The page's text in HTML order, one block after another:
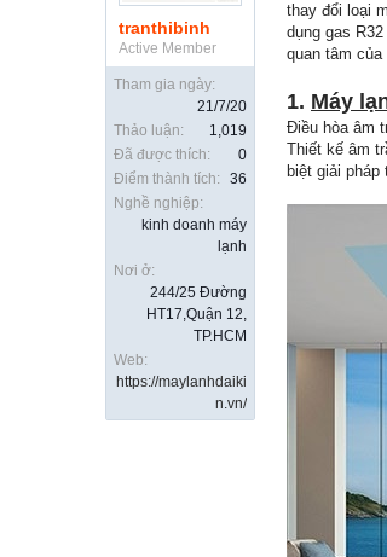
tranthibinh
Active Member
Tham gia ngày:
21/7/20
Thảo luận:
1,019
Đã được thích:
0
Điểm thành tích:
36
Nghề nghiệp:
kinh doanh máy
lạnh
Nơi ở:
244/25 Đường
HT17,Quận 12,
TP.HCM
Web:
https://maylanhdaiki
n.vn/
thay đổi loại
dụng gas
quan tâm
1. Máy
Điều hòa âm
Thiết kế âm
biệt giải